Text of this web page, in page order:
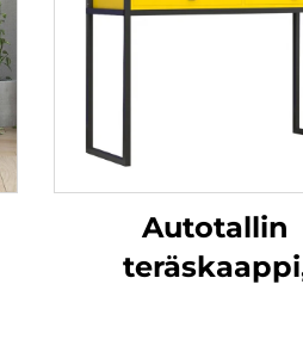
Autotallin